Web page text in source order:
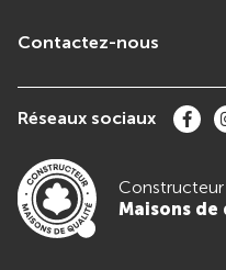
Contactez-nous
Réseaux sociaux
Constructeur
Maisons